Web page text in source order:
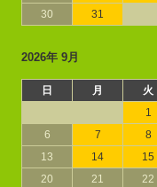
30
31
2026年 9月
日 月 火
1
6
7 8
13
14 15
20
21 22